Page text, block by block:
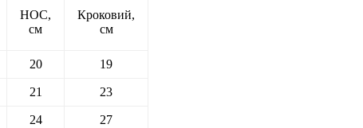
НОС,
см
Кроковий,
см
20 19
21 23
24 27